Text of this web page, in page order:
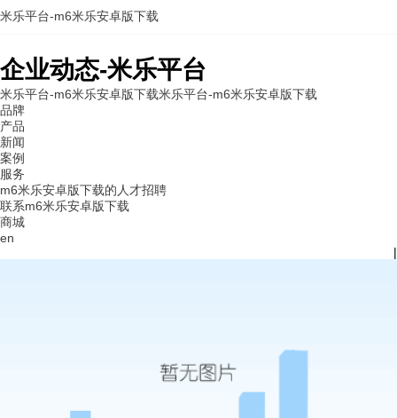
企业动态-米乐平台
米乐平台-m6米乐安卓版下载米乐平台-m6米乐安卓版下载
品牌
产品
新闻
案例
服务
m6米乐安卓版下载的人才招聘
联系m6米乐安卓版下载
商城
en
|
米乐平台-m6米乐安卓版下载